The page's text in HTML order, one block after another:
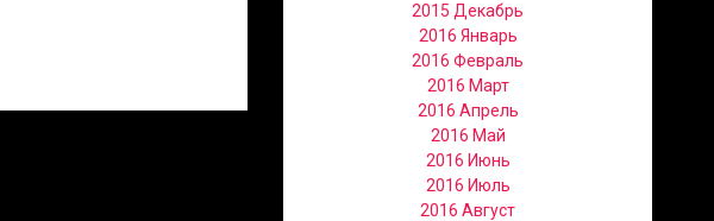
2015 Декабрь
2016 Январь
2016 Февраль
2016 Март
2016 Апрель
2016 Май
2016 Июнь
2016 Июль
2016 Август